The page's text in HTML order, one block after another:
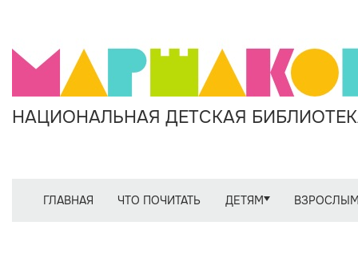
НАЦИОНАЛЬНАЯ ДЕТСКАЯ
ГЛАВНАЯ ЧТО ПОЧИТАТЬ ДЕТЯМ